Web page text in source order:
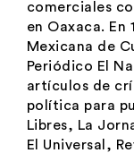
comerciales
en Oaxaca.
Mexicana de
Periódico El
artículos de
política para
Libres, La
El Universal,